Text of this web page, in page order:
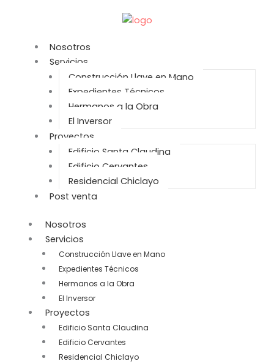
Nosotros
Servicios
Construcción Llave en Mano
Expedientes Técnicos
Hermanos a la Obra
El Inversor
Proyectos
Edificio Santa Claudina
Edificio Cervantes
Residencial Chiclayo
Post venta
Nosotros
Servicios
Construcción Llave en Mano
Expedientes Técnicos
Hermanos a la Obra
El Inversor
Proyectos
Edificio Santa Claudina
Edificio Cervantes
Residencial Chiclayo